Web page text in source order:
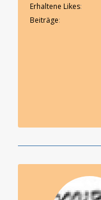
Erhaltene Likes
Beiträge